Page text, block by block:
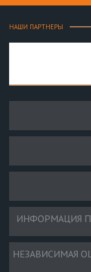
НАШИ ПАРТНЕРЫ
ИНФОРМАЦИЯ
НЕЗАВИСИМАЯ